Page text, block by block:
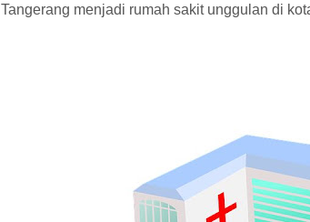
Tangerang menjadi rumah sakit unggulan di